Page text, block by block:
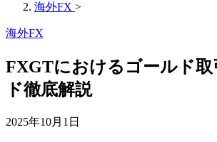
海外FX >
海外FX
FXGTにおけるゴールド取
ド徹底解説
2025年10月1日